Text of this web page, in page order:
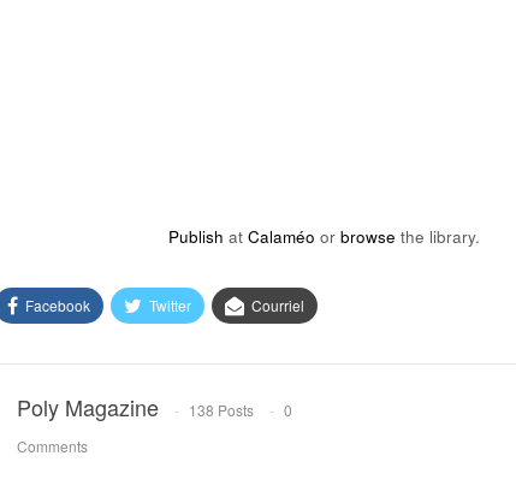
Publish atCalaméo orbrowse the library.
Facebook Twitter Courriel
Poly Magazine 138 Posts
0
Comments